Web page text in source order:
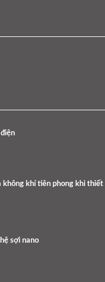
không khí tiên phong khi thiết
sợi nano